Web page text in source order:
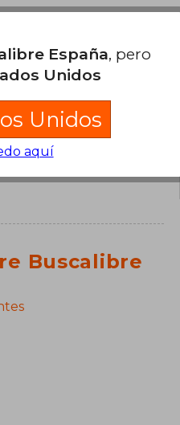
sobre el libro
el libro?Inicia
tu propia pregunta.
Buscalibre
España, pero
Unidos
Unidos
aquí